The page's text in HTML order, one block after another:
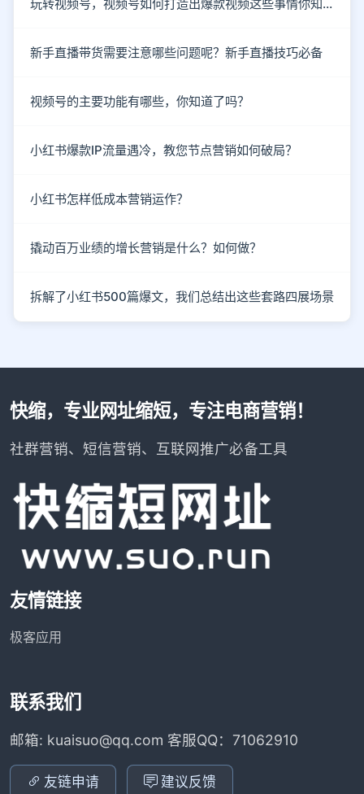
玩转视频号，视频号如何打造出爆款视频这些事情你知道了吗？
新手直播带货需要注意哪些问题呢？新手直播技巧必备
视频号的主要功能有哪些，你知道了吗？
小红书爆款IP流量遇冷，教您节点营销如何破局？
小红书怎样低成本营销运作？
撬动百万业绩的增长营销是什么？如何做？
拆解了小红书500篇爆文，我们总结出这些套路四展场景
快缩，专业网址缩短，专注电商营销！
社群营销、短信营销、互联网推广必备工具
友情链接
极客应用
联系我们
邮箱: kuaisuo@qq.com 客服QQ：71062910
友链申请 建议反馈